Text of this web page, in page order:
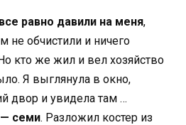
равно давили на меня,
не обчистили и ничего
кто же жил и вел хозяйство
Я выглянула в окно,
двор и увидела там …
семи. Разложил костер из